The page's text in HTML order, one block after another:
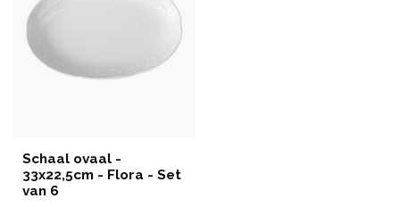
Schaal ovaal -
33x22,5cm - Flora - Set
van 6